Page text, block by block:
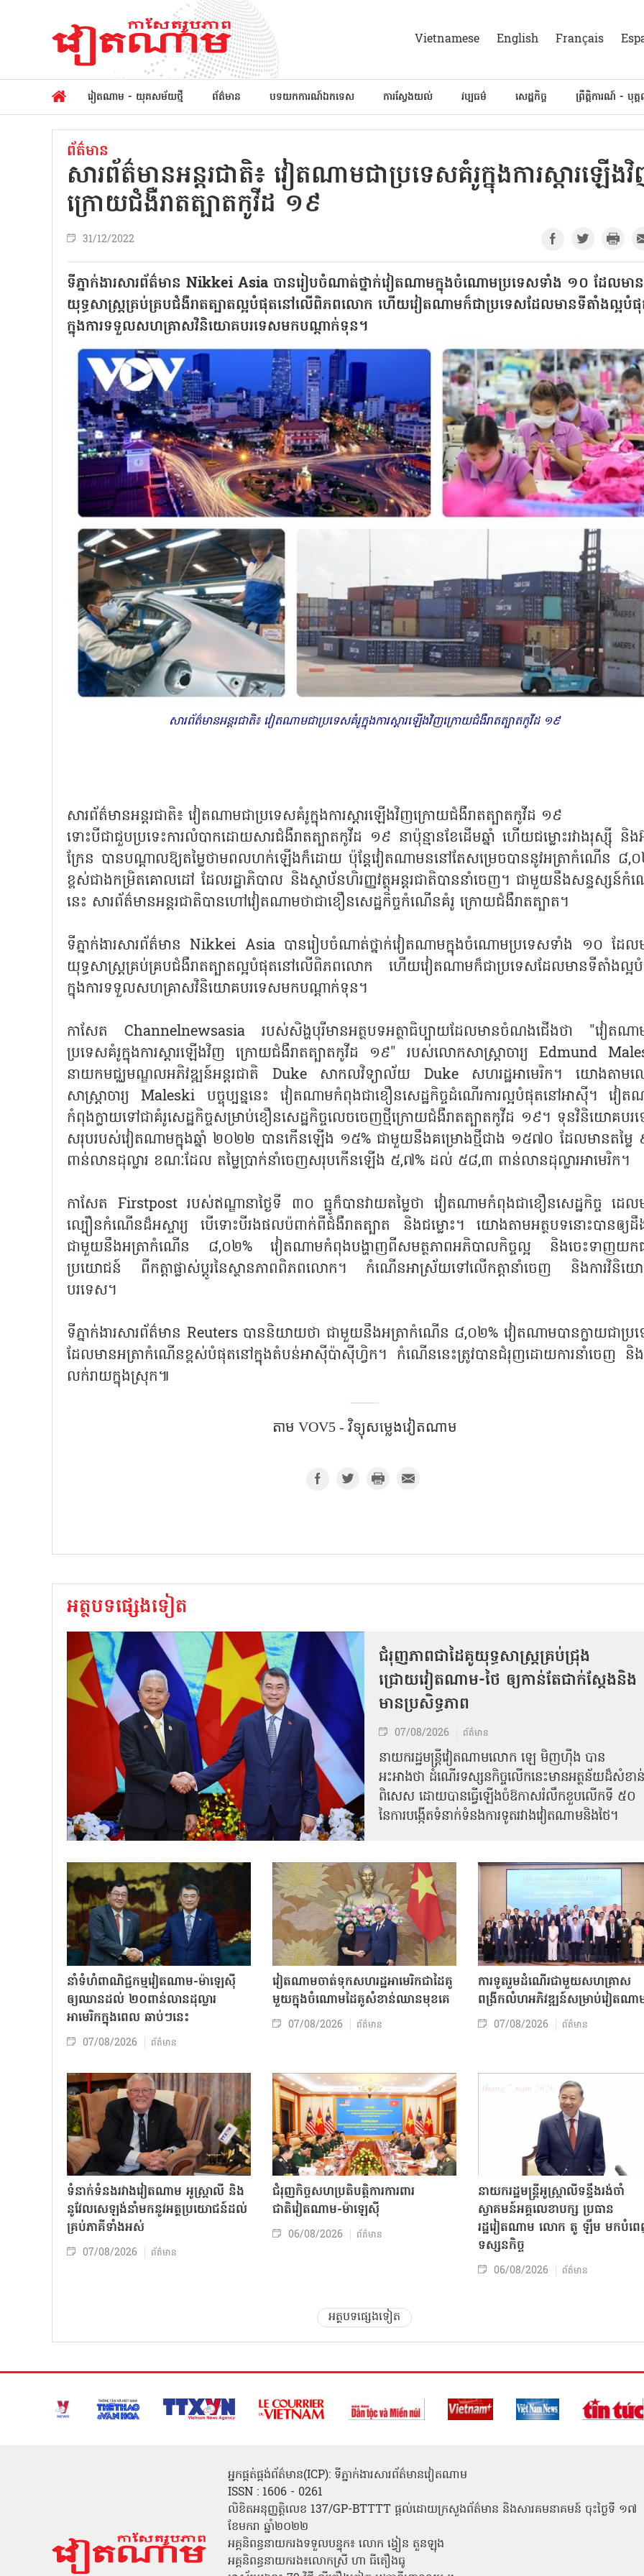
Vietnamese English Français
វៀតណាម - យុគសម័យថ្មី ព័ត៌មាន បទយកការណ៍ឯកទេស ការស្វែងយល់ វប្បធម៌ សេដ្ឋកិច្ច ព្រឹត្តិការណ៍ - បុគ្
ព័ត៌មាន
សារព័ត៌មានអន្តរជាតិ៖ វៀតណាមជាប្រទេសគំរូក្នុង​ការស្ដារឡើង​
ក្រោយ​ជំងឺរាតត្បាតកូវីដ ១៩
31/12/2022
ទីភ្នាក់ងារសារព័ត៌មាន Nikkei Asia បានរៀបចំណាត់ថ្នាក់វៀតណាមក្នុងចំណោមប្រទេសទាំង ១០ ដែលមាន
យុទ្ធសាស្ត្រគ្រប់គ្របជំងឺរាតត្បាតល្អបំផុតនៅលើពិភពលោក ហើយវៀតណាមក៏ជាប្រទេសដែលមានទីតាំងល្អបំ
ក្នុងការទទួលសហគ្រាសវិនិយោគបរទេសមកបណ្ដាក់ទុន។
សារព័ត៌មានអន្តរជាតិ៖ វៀតណាមជាប្រទេសគំរូក្នុងការស្ដារឡើងវិញក្រោយជំងឺរាតត្បាតកូវីដ ១៩
សារព័ត៌មានអន្តរជាតិ៖ វៀតណាមជាប្រទេសគំរូក្នុងការស្ដារឡើងវិញក្រោយជំងឺរាតត្បាតកូវីដ ១៩
ទោះបីជាជួបប្រទេះការលំបាកដោយសារជំងឺរាតត្បាតកូវីដ ១៩ នាប៉ុន្មានខែដើមឆ្នាំ ហើយជម្លោះរវាងរុស្ស៊ី និ
ក្រែន បានបណ្តាលឱ្យតម្លៃថាមពលហក់ឡើងក៏ដោយ ប៉ុន្តែវៀតណាមននៅតែសម្រេចបាននូវអត្រាកំណើន ៨,
ខ្ពស់ជាងកម្រិតគោលដៅ ដែលរដ្ឋាភិបាល និងស្ថាប័នហិរញ្ញវត្ថុអន្តរជាតិបាននាំចេញ។ ជាមួយនឹងសន្ទស្សន៍កំ
នេះ សារព័ត៌មានអន្តរជាតិបានហៅវៀតណាមថាជាខឿនសេដ្ឋកិច្ចកំណើនគំរូ ក្រោយជំងឺរាតត្បាត។
ទីភ្នាក់ងារសារព័ត៌មាន Nikkei Asia បានរៀបចំណាត់ថ្នាក់វៀតណាមក្នុងចំណោមប្រទេសទាំង ១០ ដែល
យុទ្ធសាស្ត្រគ្រប់គ្របជំងឺរាតត្បាតល្អបំផុតនៅលើពិភពលោក ហើយវៀតណាមក៏ជាប្រទេសដែលមានទីតាំងល្អ
ក្នុងការទទួលសហគ្រាសវិនិយោគបរទេសមកបណ្ដាក់ទុន។
កាសែត Channelnewsasia របស់សិង្ហបុរីមានអត្ថបទអត្ថាធិប្បាយដែលមានចំណងជើងថា "វៀតណា
ប្រទេសគំរូក្នុងការស្ដារឡើងវិញ ក្រោយជំងឺរាតត្បាតកូវីដ ១៩" របស់លោកសាស្រ្តាចារ្យ Edmund
នាយកមជ្ឈមណ្ឌលអភិវឌ្ឍន៍អន្តរជាតិ Duke សាកលវិទ្យាល័យ Duke សហរដ្ឋអាមេរិក។ យោងតាម
សាស្ត្រាចារ្យ Maleski បច្ចុប្បន្ននេះ វៀតណាមកំពុងជាខឿនសេដ្ឋកិច្ចដំណើរការល្អបំផុតនៅអាស៊ី។ វៀត
កំពុងក្លាយទៅជាគំរូសេដ្ឋកិច្ចសម្រាប់ខឿនសេដ្ឋកិច្ចលេចចេញថ្មីក្រោយជំងឺរាតត្បាតកូវីដ ១៩។ ទុនវិនិយោគបរ
សរុបរបស់វៀតណាមក្នុងឆ្នាំ ២០២២ បានកើនឡើង ១៥% ជាមួយនឹងគម្រោងថ្មីជាង ១៥៧០ ដែលមានតម្លៃ
ពាន់លានដុល្លារ ខណៈដែល តម្លៃប្រាក់នាំចេញសរុបកើនឡើង ៥,៧% ដល់ ៥៨,៣ ពាន់លានដុល្លារអាមេរិក។
កាសែត Firstpost របស់ឥណ្ឌានាថ្ងៃទី ៣០ ធ្នូក៏បានវាយតម្លៃថា វៀតណាមកំពុងជាខឿនសេដ្ឋកិច្ច ដេល
ល្បឿនកំណើនដ៏អស្ចារ្យ បើទោះបីរងផលប៉ពាក់ពីជំងឺរាតត្បាត និងជម្លោះ។ យោងតាមអត្ថបទនោះបានឲ្យដឹ
ជាមួយនឹងអត្រាកំណើន ៨,០២% វៀតណាមកំពុងបង្ហាញពីសមត្ថភាពអភិបាលកិច្ចល្អ និងចេះទាញយ
ប្រយោជន៍ ពីកត្តាផ្លាស់ប្តូរនៃស្ថានភាពពិភពលោក។ កំណើនអាស្រ័យទៅលើកត្តានាំចេញ និងការវិនិយ
បរទេស។
ទីភ្នាក់ងារសារព័ត៌មាន Reuters បាននិយាយថា ជាមួយនឹងអត្រាកំណើន ៨,០២% វៀតណាមបានក្លាយជាប្រ
ដែលមានអត្រាកំណើនខ្ពស់បំផុតនៅក្នុងតំបន់អាស៊ីប៉ាស៊ីហ្វិក។ កំណើននេះត្រូវបានជំរុញដោយការនាំចេញ និង
លក់រាយក្នុងស្រុក៕
តាម​ VOV5 - វិទ្យុសម្លេងវៀតណាម
អត្ថបទផ្សេងទៀត
ជំរុញភាពជាដៃគូយុទ្ធសាស្ត្រគ្រប់ជ្រុង
ជ្រោយវៀតណាម-ថៃ ឲ្យកាន់តែជាក់ស្ដែងនិង
មានប្រសិទ្ធភាព
07/08/2026 ព័ត៌មាន
នាយករដ្ឋមន្ត្រីវៀតណាមលោក ឡេ មិញហ៊ឹង បាន
អះអាងថា ដំណើរទស្សនកិច្ចលើកនេះមានអត្ថន័យដ៏សំខាន់
ពិសេស ដោយបានធ្វើឡើងចំឱកាសរំលឹកខួបលើកទី ៥០
នៃការបង្កើតទំនាក់ទំនងការទូតរវាងវៀតណាមនិងថៃ។
នាំទំហំពាណិជ្ជកម្មវៀតណាម-ម៉ាឡេស៊ី
ឲ្យឈានដល់ ២០ពាន់លានដុល្លារ
អាមេរិកក្នុងពេល ឆាប់ៗនេះ
07/08/2026 ព័ត៌មាន
វៀតណាមចាត់ទុកសហរដ្ឋអាមេរិកជាដៃគូ
មួយក្នុងចំណោមដៃគូសំខាន់ឈានមុខគេ
07/08/2026 ព័ត៌មាន
ការទូតរួមដំណើរជាមួយសហគ្រាស
ពង្រីកលំហអភិវឌ្ឍន៍សម្រាប់វៀតណា
07/08/2026 ព័ត៌មាន
ទំនាក់ទំនងរវាងវៀតណាម អូស្ត្រាលី និង
នូវែលសេឡង់នាំមកនូវអត្ថប្រយោជន៍ដល់
គ្រប់ភាគីទាំងអស់
07/08/2026 ព័ត៌មាន
ជំរុញកិច្ចសហប្រតិបត្តិការការពារ
ជាតិវៀតណាម-ម៉ាឡេស៊ី
06/08/2026 ព័ត៌មាន
នាយករដ្ឋមន្ត្រីអូស្ត្រាលីទន្ទឹងរង់ចាំ
ស្វាគមន៍អគ្គលេខាបក្ស ប្រធាន
រដ្ឋវៀតណាម លោក តូ ឡឹម មកបំព
ទស្សនកិច្ច
06/08/2026 ព័ត៌មាន
អត្ថបទផ្សេងទៀត
អ្នកផ្គត់ផ្គង់ព័ត៌មាន(ICP): ទីភ្នាក់ងារសារព័ត៌មានវៀតណាម
ISSN : 1606 - 0261
លិខិតអនុញ្ញត្តិលេខ 137/GP-BTTTT ផ្តល់ដោយក្រសួងព័ត៌មាន និងសារគមនាគមន៍ ចុះថ្ងៃទី ១៧
ខែមករា ឆ្នាំ២០២២
អគ្គនិពន្ធនាយករងទទួលបន្ទុក៖ លោក ង្វៀន តួនឡុង
អគ្គនិពន្ធនាយករង៖លោកស្រី ហា ធីតឿងធូ